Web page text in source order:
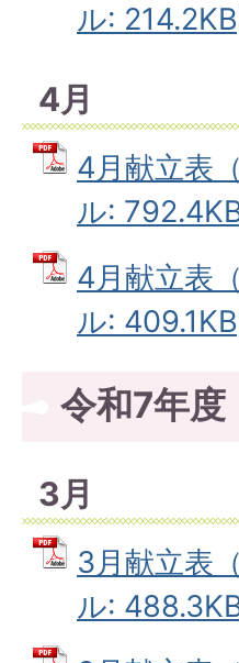
ル:
4月
4月献立表
ル:
4月献立表
ル:
令和7年度
3月
3月献立表
ル: